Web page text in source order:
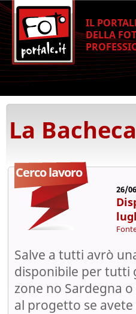
IL
DELLA
La
Cerco lavoro
26/
Salve a tutti avrò
disponibile per tutti
zone no Sardegna
al progetto se